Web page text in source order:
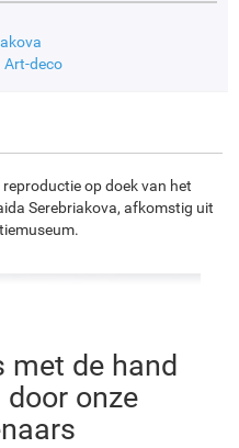
Art-deco
op doek van het
Serebriakova, afkomstig uit
met de hand
onze